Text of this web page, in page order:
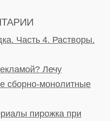
Часть 4. Растворы.
Лечу
сборно-монолитные
пирожка при